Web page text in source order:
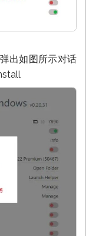
出如图所示对话